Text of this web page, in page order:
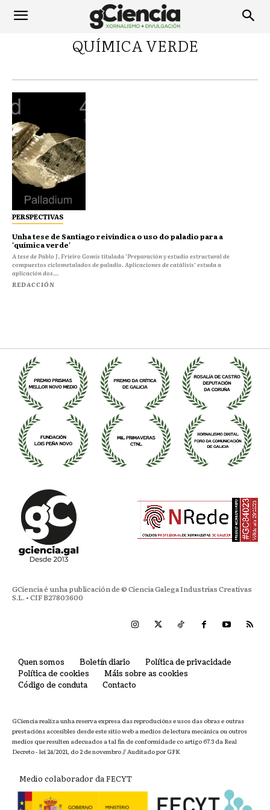
QUÍMICA VERDE
PERSPECTIVAS
Unha tese de Santiago reivindica o uso do paladio para a
'química verde'
A tese de Pablo J. Frieiro Gomis titulada ‘Preparación y estudio estructural de
compuestos ciclometalados de paladio. Aplicaciones de catálisis’ estuda a
aplicación dos...
REDACCIÓN
GCiencia é unha publicación de © Ciencia Galega Industrias Creativas
S.L. • CIF B27803600
Quen somos Boletín diario
Política de privacidade
Política de cookies
Máis sobre as cookies
Código de conduta
Contacto
GCiencia realiza unha reserva expresa das reproducións e usos das obras e outras
prestacións accesibles desde este sitio web a medios de lectura mecánica ou outros
medios que resulten adecuados a tal fin de conformidade co artigo 67.3 da Real
Decreto - lei 24/2021, do 2 de novembro // Auditado por GFK
Medio colaborador da FECYT